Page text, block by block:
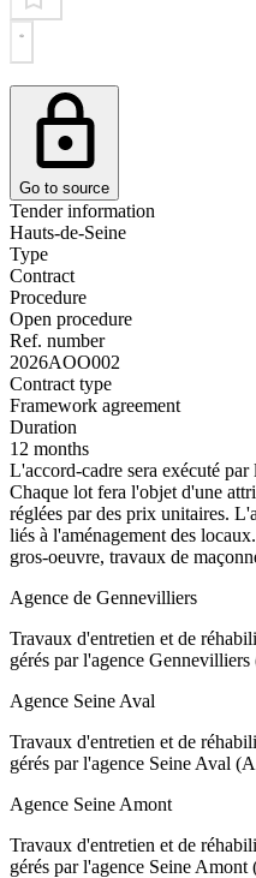
Go to source
Tender information
Hauts-de-Seine
Type
Contract
Procedure
Open procedure
Ref. number
2026AOO002
Contract type
Framework agreement
Duration
12 months
L'accord-cadre sera exécuté
Chaque lot fera l'objet d'une
réglées par des prix unitaires.
liés à l'aménagement des
gros-oeuvre, travaux de
Agence de Gennevilliers
Travaux d'entretien et de
gérés par l'agence
Agence Seine Aval
Travaux d'entretien et de
gérés par l'agence Seine Aval
Agence Seine Amont
Travaux d'entretien et de
gérés par l'agence Seine